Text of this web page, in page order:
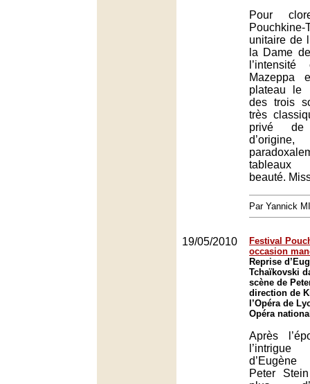
Pour
unitaire de
la Dame
Mazeppa
plateau le
des trois
très
privé
tableaux
beauté.
Par Yannick
19/05/2010
Festival
occasion
Reprise
Tchaïkovski
scène de
direction de
l’Opéra de
Opéra
Après
Peter